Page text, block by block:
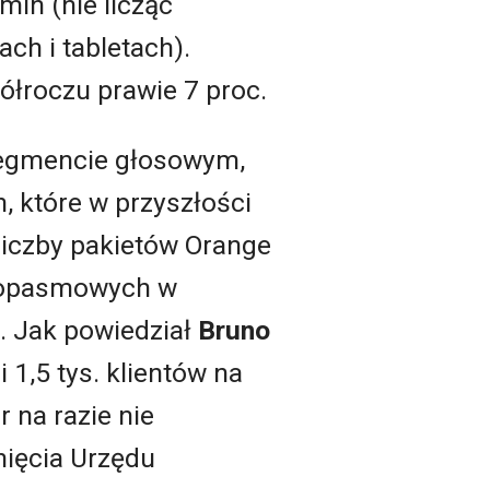
i tabletach).
prawie 7 proc.
głosowym,
które w przyszłości
pakietów Orange
w
Jak powiedział Bruno
1,5 tys. klientów na
na razie nie
Urzędu